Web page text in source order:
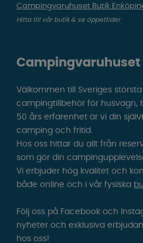
Campingvaruhuset Butik
Hitta till vår butik & se öppettider
Campingvaruhuset
Välkommen till Sveriges
campingtillbehör för husvagn,
50 års erfarenhet är vi din
camping och fritid.
Hos oss hittar du allt från
som gör din
Vi erbjuder hög kvalitet och
både online och i vår fysiska
Följ oss på Facebook och
nyheter och exklusiva
hos oss!